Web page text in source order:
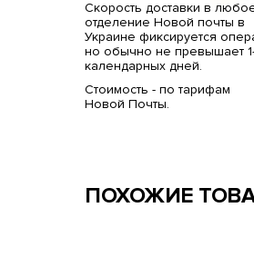
Скорость доставки в
отделение Новой почты в
Украине фиксируется
но обычно не превышает
календарных дней.
Стоимость - по тарифам
Новой Почты.
ПОХОЖИЕ